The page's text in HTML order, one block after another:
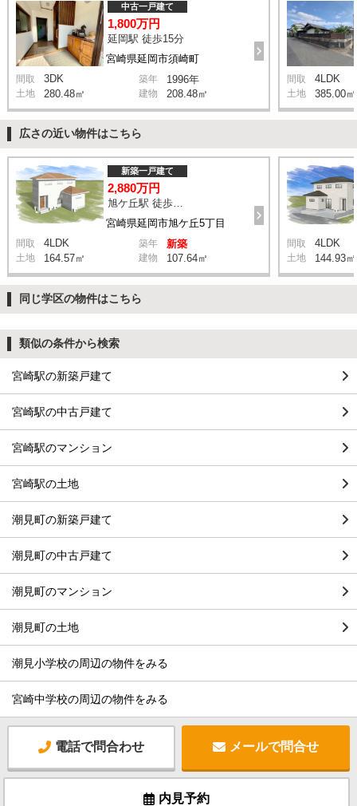
宮崎県延岡市須崎町
中古一戸建て
1,800万円
延岡駅 徒歩15分
間取 3DK 築年 1996年
土地 280.48㎡ 建物 208.48㎡
間取 4LDK
土地 385.00㎡
広さの近い物件はこちら
宮崎県延岡市旭ケ丘5丁目
新築一戸建て
2,880万円
旭ケ丘駅 徒歩5分
間取 4LDK 築年 新築
土地 164.57㎡ 建物 107.64㎡
間取 4LDK
土地 144.93㎡
同じ学区の物件はこちら
類似の条件から検索
宮崎駅の新築戸建て
宮崎駅の中古戸建て
宮崎駅のマンション
宮崎駅の土地
潮見町の新築戸建て
潮見町の中古戸建て
潮見町のマンション
潮見町の土地
潮見小学校の周辺の物件をみる
宮崎中学校の周辺の物件をみる
電話で問合わせ メールで問合せ
内見予約